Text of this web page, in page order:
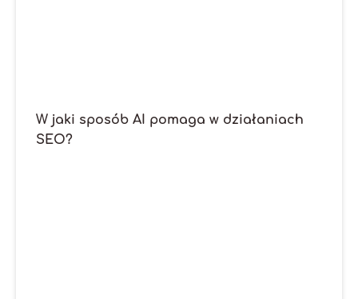
W jaki sposób AI pomaga w działaniach
SEO?